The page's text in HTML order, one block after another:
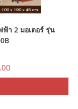
ฟ้า 2 มอเตอร์ รุ่น
Price
range:
฿19,900.00
฿24,900.00